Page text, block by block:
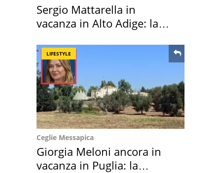
Sergio Mattarella in
vacanza in Alto Adige: la
LIFESTYLE
Ceglie Messapica
Giorgia Meloni ancora in
vacanza in Puglia: la